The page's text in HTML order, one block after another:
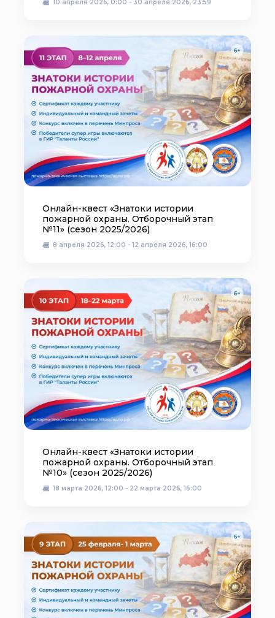
10 апреля 2026, 0:00 - 30 апреля 2026, 23:59
Онлайн-квест «Знатоки истории
пожарной охраны. Отборочный этап
№11» (сезон 2025/2026)
8 апреля 2026, 12:00 - 12 апреля 2026, 16:00
Онлайн-квест «Знатоки истории
пожарной охраны. Отборочный этап
№10» (сезон 2025/2026)
18 марта 2026, 12:00 - 22 марта 2026, 16:00